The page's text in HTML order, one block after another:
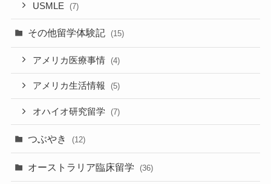
USMLE (7)
その他留学体験記 (15)
アメリカ医療事情 (4)
アメリカ生活情報 (5)
オハイオ研究留学 (7)
つぶやき (12)
オーストラリア臨床留学 (36)